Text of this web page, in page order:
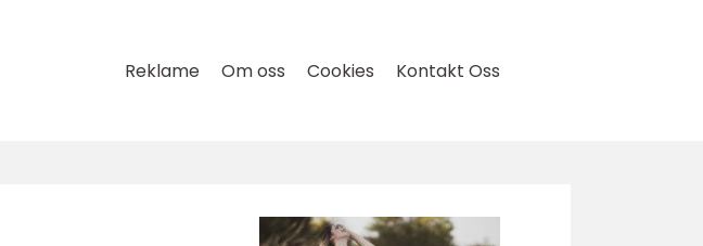
Reklame Om oss Cookies Kontakt Oss